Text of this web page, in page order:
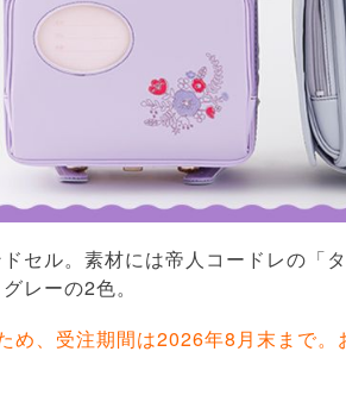
セル。素材には帝人コードレの
レーの2色。
め、受注期間は2026年8月末まで